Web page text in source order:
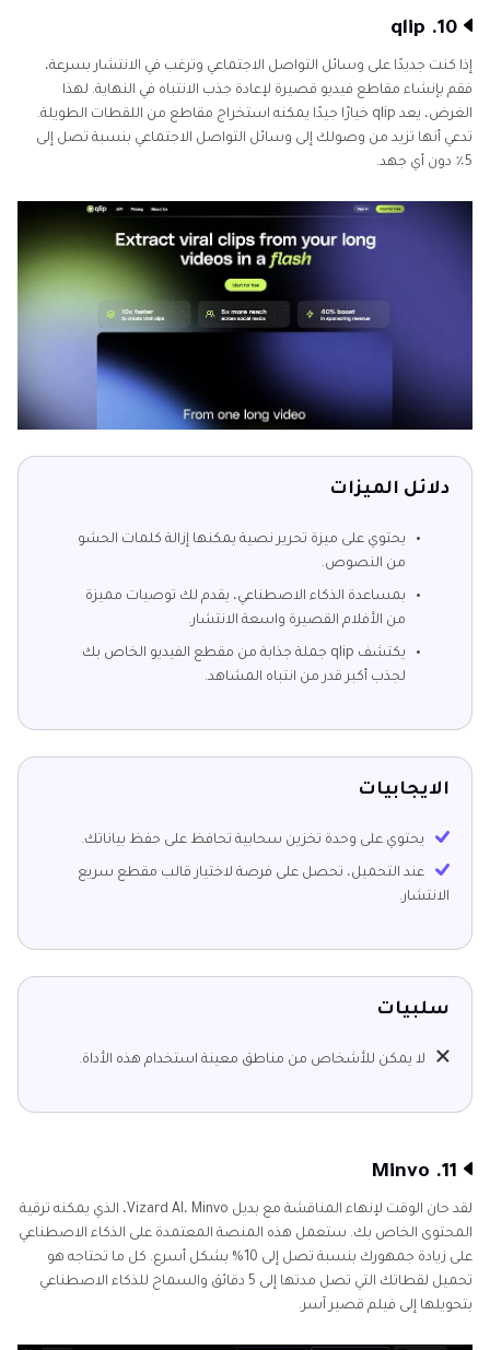
10. qlip
إذا كنت جديدًا على وسائل التواصل الاجتماعي وترغب في الانتشار بسرعة،
فقم بإنشاء مقاطع فيديو قصيرة لإعادة جذب الانتباه في النهاية. لهذا
الغرض، يعد qlip خيارًا جيدًا يمكنه استخراج مقاطع من اللقطات الطويلة.
تدعي أنها تزيد من وصولك إلى وسائل التواصل الاجتماعي بنسبة تصل إلى
5٪ دون أي جهد.
دلائل الميزات
يحتوي على ميزة تحرير نصية يمكنها إزالة كلمات الحشو
من النصوص.
بمساعدة الذكاء الاصطناعي، يقدم لك توصيات مميزة
من الأفلام القصيرة واسعة الانتشار.
يكتشف qlip جملة جذابة من مقطع الفيديو الخاص بك
لجذب أكبر قدر من انتباه المشاهد.
الايجابيات
يحتوي على وحدة تخزين سحابية تحافظ على حفظ بياناتك.
عند التحميل، تحصل على فرصة لاختيار قالب مقطع سريع
الانتشار.
سلبيات
لا يمكن للأشخاص من مناطق معينة استخدام هذه الأداة.
11. Minvo
لقد حان الوقت لإنهاء المناقشة مع بديل Vizard AI، Minvo، الذي يمكنه ترقية
المحتوى الخاص بك. ستعمل هذه المنصة المعتمدة على الذكاء الاصطناعي
على زيادة جمهورك بنسبة تصل إلى 10% بشكل أسرع. كل ما تحتاجه هو
تحميل لقطاتك التي تصل مدتها إلى 5 دقائق والسماح للذكاء الاصطناعي
بتحويلها إلى فيلم قصير آسر.